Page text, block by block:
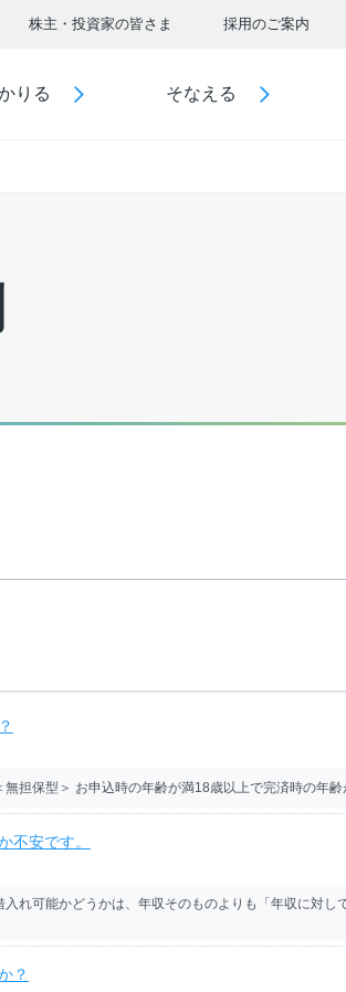
株主・投資家の皆さま 採用のご案内
りる そなえる
担保型＞ お申込時の年齢が満18歳以上で完済時の年
不安です。
れ可能かどうかは、年収そのものよりも「年収に対
？